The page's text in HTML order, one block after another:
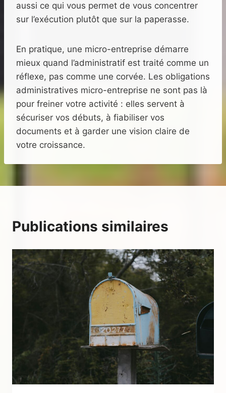
aussi ce qui vous permet de vous concentrer
sur l’exécution plutôt que sur la paperasse.
En pratique, une micro-entreprise démarre
mieux quand l’administratif est traité comme un
réflexe, pas comme une corvée. Les obligations
administratives micro-entreprise ne sont pas là
pour freiner votre activité : elles servent à
sécuriser vos débuts, à fiabiliser vos
documents et à garder une vision claire de
votre croissance.
Publications similaires